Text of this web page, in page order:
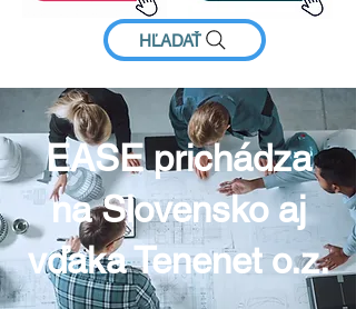
HĽADAŤ
EASE prichádza
na Slovensko aj
vďaka Tenenet o.z.